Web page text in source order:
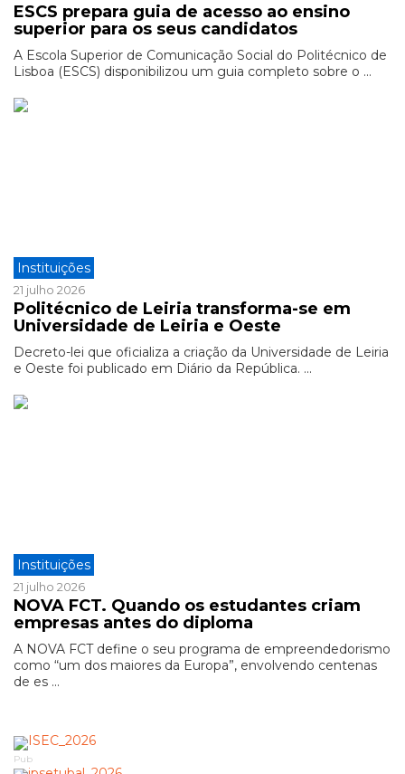
ESCS prepara guia de acesso ao ensino
superior para os seus candidatos
A Escola Superior de Comunicação Social do Politécnico de
Lisboa (ESCS) disponibilizou um guia completo sobre o ...
Instituições
21 julho 2026
Politécnico de Leiria transforma-se em
Universidade de Leiria e Oeste
Decreto-lei que oficializa a criação da Universidade de Leiria
e Oeste foi publicado em Diário da República. ...
Instituições
21 julho 2026
NOVA FCT. Quando os estudantes criam
empresas antes do diploma
A NOVA FCT define o seu programa de empreendedorismo
como “um dos maiores da Europa”, envolvendo centenas
de es ...
Pub